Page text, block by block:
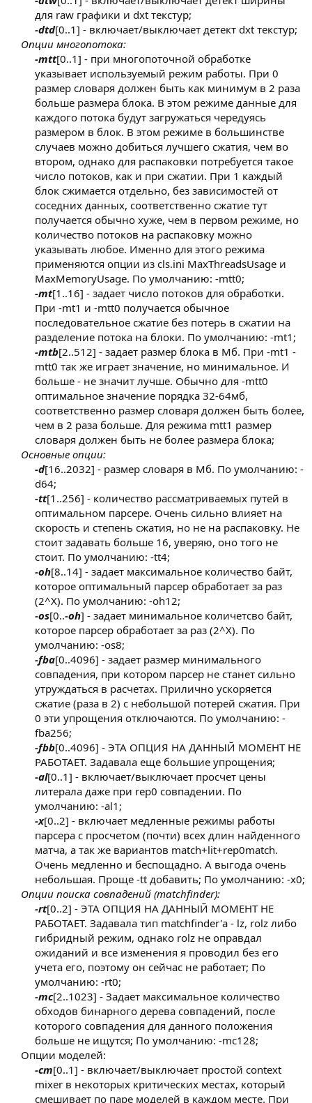
для raw графики и dxt текстур;
-dtd[0..1] - включает/выключает детект dxt текстур;​
Опции многопотока:
-mtt[0..1] - при многопоточной обработке
указывает используемый режим работы. При 0
размер словаря должен быть как минимум в 2 раза
больше размера блока. В этом режиме данные для
каждого потока будут загружаться чередуясь
размером в блок. В этом режиме в большинстве
случаев можно добиться лучшего сжатия, чем во
втором, однако для распаковки потребуется такое
число потоков, как и при сжатии. При 1 каждый
блок сжимается отдельно, без зависимостей от
соседних данных, соответственно сжатие тут
получается обычно хуже, чем в первом режиме, но
количество потоков на распаковку можно
указывать любое. Именно для этого режима
применяются опции из cls.ini MaxThreadsUsage и
MaxMemoryUsage. По умолчанию: -mtt0;
-mt[1..16] - задает число потоков для обработки.
При -mt1 и -mtt0 получается обычное
последовательное сжатие без потерь в сжатии на
разделение потока на блоки. По умолчанию: -mt1;
-mtb[2..512] - задает размер блока в Мб. При -mt1 -
mtt0 так же играет значение, но минимальное. И
больше - не значит лучше. Обычно для -mtt0
оптимальное значение порядка 32-64мб,
соответственно размер словаря должен быть более,
чем в 2 раза больше. Для режима mtt1 размер
словаря должен быть не более размера блока;​
Основные опции:
-d[16..2032] - размер словаря в Мб. По умолчанию: -
d64;
-tt[1..256] - количество рассматриваемых путей в
оптимальном парсере. Очень сильно влияет на
скорость и степень сжатия, но не на распаковку. Не
стоит задавать больше 16, уверяю, оно того не
стоит. По умолчанию: -tt4;
-oh[8..14] - задает максимальное количество байт,
которое оптимальный парсер обработает за раз
(2^X). По умолчанию: -oh12;
-os[0..-oh] - задает минимальное количетсво байт,
которое парсер обработает за раз (2^X). По
умолчанию: -os8;
-fba[0..4096] - задает размер минимального
совпадения, при котором парсер не станет сильно
утруждаться в расчетах. Прилично ускоряется
сжатие (раза в 2) с небольшой потерей сжатия. При
0 эти упрощения отключаются. По умолчанию: -
fba256;
-fbb[0..4096] - ЭТА ОПЦИЯ НА ДАННЫЙ МОМЕНТ НЕ
РАБОТАЕТ. Задавала еще большие упрощения;
-al[0..1] - включает/выключает просчет цены
литерала даже при rep0 совпадении. По
умолчанию: -al1;
-x[0..2] - включает медленные режимы работы
парсера с просчетом (почти) всех длин найденного
матча, а так же вариантов match+lit+rep0match.
Очень медленно и беспощадно. А выгода очень
небольшая. Проще -tt добавить; По умолчанию: -x0;​
Опции поиска совпадений (matchfinder):
-rt[0..2] - ЭТА ОПЦИЯ НА ДАННЫЙ МОМЕНТ НЕ
РАБОТАЕТ. Задавала тип matchfinder'а - lz, rolz либо
гибридный режим, однако rolz не оправдал
ожиданий и все изменения я проводил без его
учета его, поэтому он сейчас не работает; По
умолчанию: -rt0;
-mc[2..1023] - Задает максимальное количество
обходов бинарного дерева совпадений, после
которого совпадения для данного положения
больше не ищутся; По умолчанию: -mc128;​
Опции моделей:
-cm[0..1] - включает/выключает простой context
mixer в некоторых критических местах, который
смешивает по паре моделей в каждом месте. При